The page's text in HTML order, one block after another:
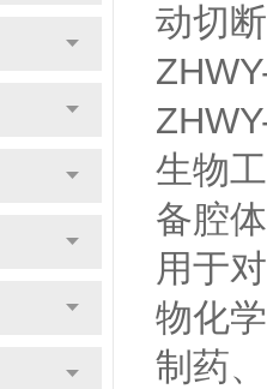
动切
生物
备腔
用于
物化
制药